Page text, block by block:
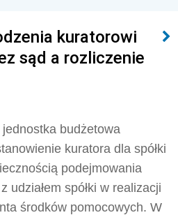
kuratorowi
sąd a rozliczenie
budżetowa
kuratora dla spółki
podejmowania
udziałem spółki w realizacji
środków pomocowych. W